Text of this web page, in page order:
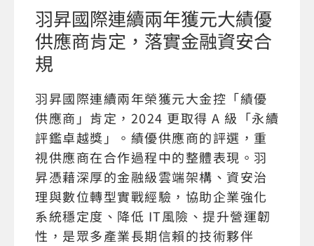
羽昇國際連續兩年獲元大績優
供應商肯定，落實金融資安合
規
羽昇國際連續兩年榮獲元大金控「績優
供應商」肯定，2024 更取得 A 級「永續
評鑑卓越獎」。績優供應商的評選，重
視供應商在合作過程中的整體表現。羽
昇憑藉深厚的金融級雲端架構、資安治
理與數位轉型實戰經驗，協助企業強化
系統穩定度、降低 IT風險、提升營運韌
性，是眾多產業長期信賴的技術夥伴